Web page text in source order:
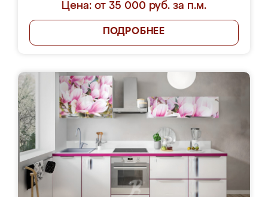
Цена: от 35 000 руб. за п.м.
ПОДРОБНЕЕ